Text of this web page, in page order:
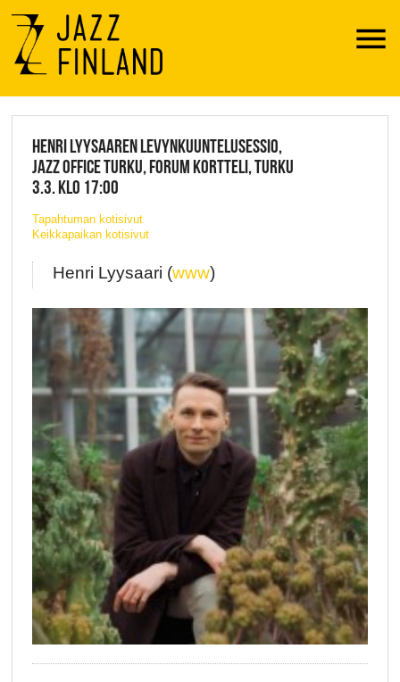
Menu
JAZZ FINLAND LIVE
HENRI LYYSAAREN LEVYNKUUNTELUSESSIO,
JAZZ OFFICE TURKU, FORUM KORTTELI, TURKU
3.3. KLO 17:00
Tapahtuman kotisivut
Keikkapaikan kotisivut
Henri Lyysaari (www)